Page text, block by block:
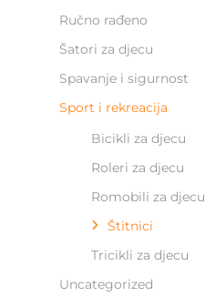
Ručno rađeno
Šatori za djecu
Spavanje i sigurnost
Sport i rekreacija
Bicikli za djecu
Roleri za djecu
Romobili za djecu
Štitnici
Tricikli za djecu
Uncategorized